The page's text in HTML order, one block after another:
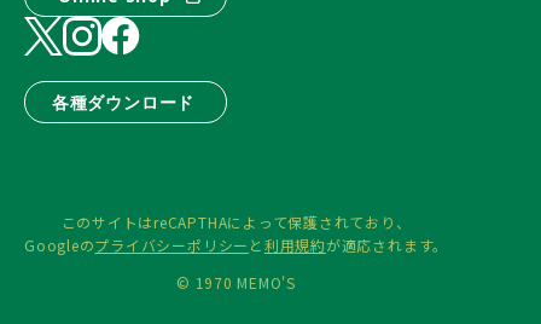
各種ダウンロード
このサイトはreCAPTHAによって保護されており、
Googleのプライバシーポリシー と利用規約が適応されます。
© 1970 MEMO'S